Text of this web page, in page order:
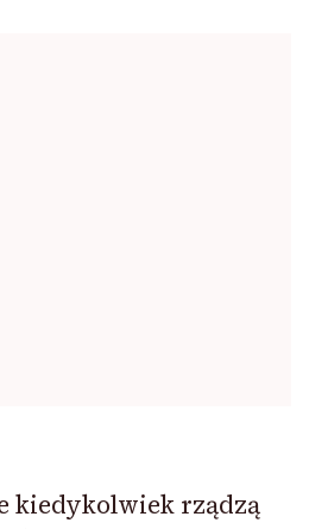
kiedykolwiek rządzą